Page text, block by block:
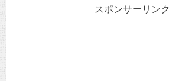
スポンサーリンク